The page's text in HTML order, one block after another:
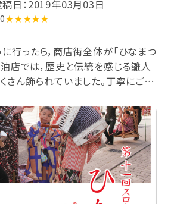
日：2019年03月03日
★★★★★
行ったら，商店街全体が「ひなまつ
油店では，歴史と伝統を感じる雛人
さん飾られていました。丁寧にご説